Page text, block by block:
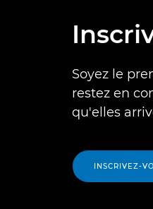
Soyez le
restez en
qu'elles
INSCRIVEZ-